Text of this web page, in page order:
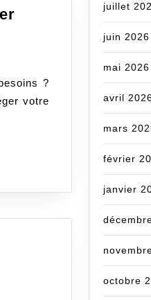
?
votre
juillet
juin 2026
mai 2026
avril
mars
février
janvier
octobre